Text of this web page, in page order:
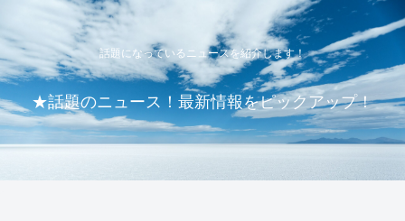
話題になっているニュースを紹介します！
★話題のニュース！最新情報をピックアップ！